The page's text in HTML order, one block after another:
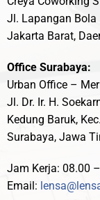
Jl. Lapangan Bola
Jakarta Barat,
Office Surabaya:
Urban Office –
Jl. Dr. Ir. H.
Kedung Baruk,
Surabaya, Jawa
Jam Kerja: 08.00
Email: